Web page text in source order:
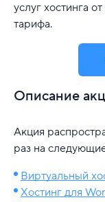
услуг хостинга
тарифа.
Описание
Акция
раз на
Виртуальный
Хостинг для